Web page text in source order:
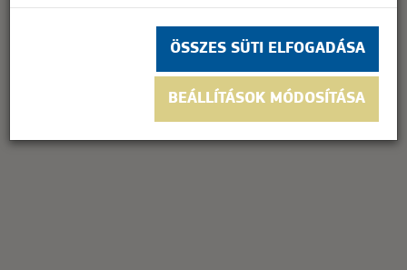
Do you own this website? OK
ÖSSZES SÜTI ELFOGADÁSA
BEÁLLÍTÁSOK MÓDOSÍTÁSA